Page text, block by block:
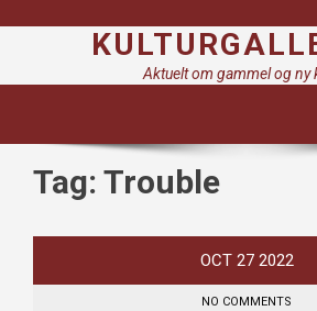
Aktuelt om gammel og ny
Tag: Trouble
OCT 27 2022
NO COMMENTS